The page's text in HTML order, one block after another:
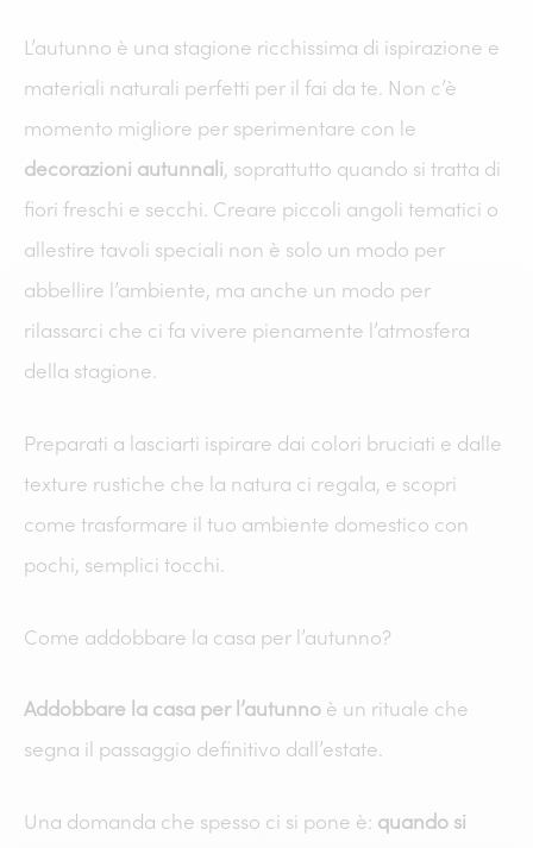
L’autunno è una stagione ricchissima di ispirazione e
materiali naturali perfetti per il fai da te. Non c’è
momento migliore per sperimentare con le
decorazioni autunnali, soprattutto quando si tratta di
fiori freschi e secchi. Creare piccoli angoli tematici o
allestire tavoli speciali non è solo un modo per
abbellire l’ambiente, ma anche un modo per
rilassarci che ci fa vivere pienamente l’atmosfera
della stagione.
Preparati a lasciarti ispirare dai colori bruciati e dalle
texture rustiche che la natura ci regala, e scopri
come trasformare il tuo ambiente domestico con
pochi, semplici tocchi.
Come addobbare la casa per l’autunno?
Addobbare la casa per l’autunno è un rituale che
segna il passaggio definitivo dall’estate.
Una domanda che spesso ci si pone è: quando si